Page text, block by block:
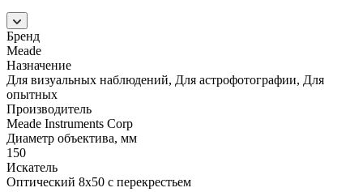
Бренд
Meade
Назначение
Для визуальных наблюдений, Для астрофотографии, Для
опытных
Производитель
Meade Instruments Corp
Диаметр объектива, мм
150
Искатель
Оптический 8х50 с перекрестьем